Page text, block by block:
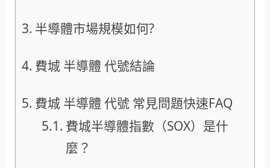
半導體市場規模如何?
費城 半導體 代號結論
費城 半導體 代號 常見問題快速FAQ
費城半導體指數（SOX）是什
麼？